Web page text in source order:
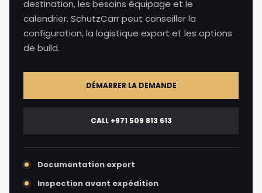
destination, les besoins équipage et le
calendrier. SchutzCarr peut conseiller la
configuration, la logistique export et les options
de build.
DÉMARRER LA DEMANDE
CALL +971 509 813 613
Documentation export
Inspection avant expédition